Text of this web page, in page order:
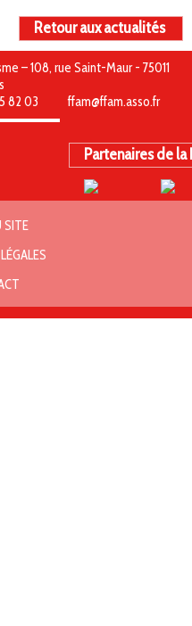
Retour aux actualités
– 108, rue Saint-Maur - 75011
82 03 ffam@ffam.asso.fr
Partenaires de la
SITE